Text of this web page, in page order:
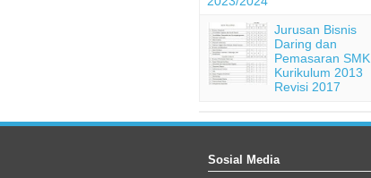
Jurusan Bisnis
Daring dan
Pemasaran SMK
Kurikulum 2013
Revisi 2017
Sosial Media